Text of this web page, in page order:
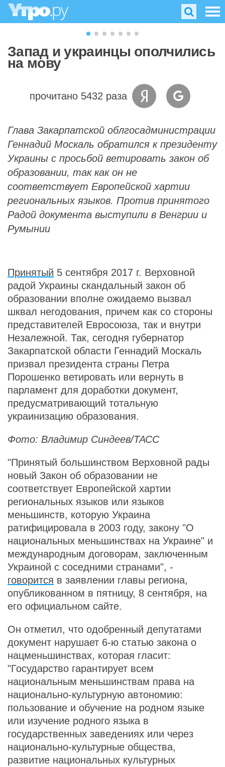
Запад и украинцы ополчились
на мову
прочитано 5432 раза
Глава Закарпатской облгосадминистрации
Геннадий Москаль обратился к президенту
Украины с просьбой ветировать закон об
образовании, так как он не
соответствует Европейской хартии
региональных языков. Против принятого
Радой документа выступили в Венгрии и
Румынии
Принятый 5 сентября 2017 г. Верховной
радой Украины скандальный закон об
образовании вполне ожидаемо вызвал
шквал негодования, причем как со стороны
представителей Евросоюза, так и внутри
Незалежной. Так, сегодня губернатор
Закарпатской области Геннадий Москаль
призвал президента страны Петра
Порошенко ветировать или вернуть в
парламент для доработки документ,
предусматривающий тотальную
украинизацию образования.
Фото: Владимир Синдеев/ТАСС
"Принятый большинством Верховной рады
новый Закон об образовании не
соответствует Европейской хартии
региональных языков или языков
меньшинств, которую Украина
ратифицировала в 2003 году, закону "О
национальных меньшинствах на Украине" и
международным договорам, заключенным
Украиной с соседними странами", -
говорится в заявлении главы региона,
опубликованном в пятницу, 8 сентября, на
его официальном сайте.
Он отметил, что одобренный депутатами
документ нарушает 6-ю статью закона о
нацменьшинствах, которая гласит:
"Государство гарантирует всем
национальным меньшинствам права на
национально-культурную автономию:
пользование и обучение на родном языке
или изучение родного языка в
государственных заведениях или через
национально-культурные общества,
развитие национальных культурных